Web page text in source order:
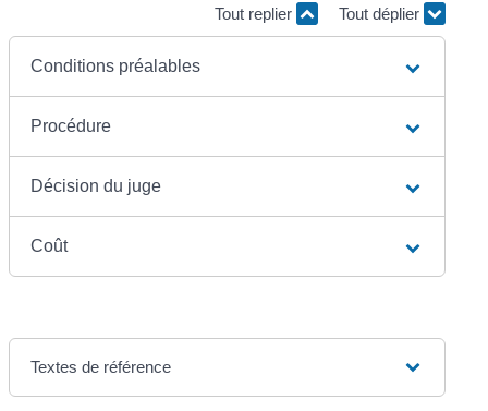
Tout replier Tout déplier
Conditions préalables
Procédure
Décision du juge
Coût
Textes de référence